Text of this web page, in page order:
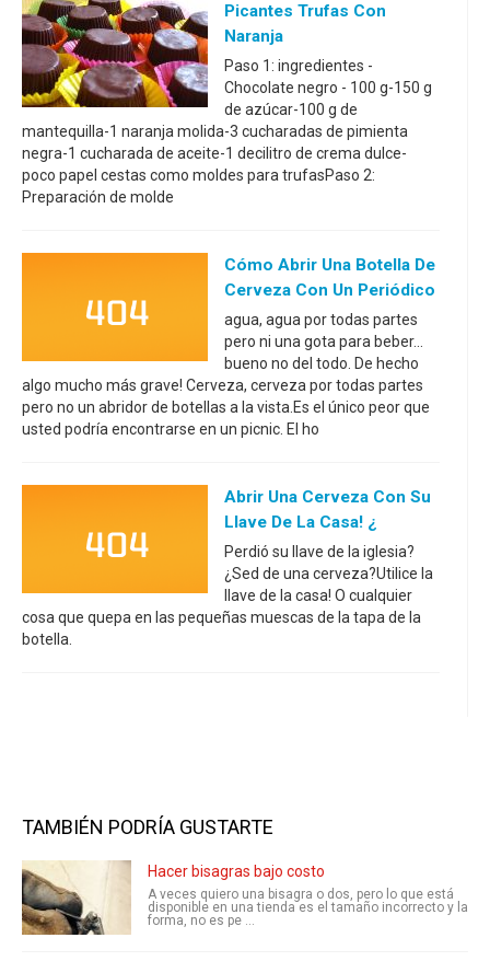
Picantes Trufas Con
Naranja
Paso 1: ingredientes -
Chocolate negro - 100 g-150 g
de azúcar-100 g de
mantequilla-1 naranja molida-3 cucharadas de pimienta
negra-1 cucharada de aceite-1 decilitro de crema dulce-
poco papel cestas como moldes para trufasPaso 2:
Preparación de molde
Cómo Abrir Una Botella De
Cerveza Con Un Periódico
agua, agua por todas partes
pero ni una gota para beber...
bueno no del todo. De hecho
algo mucho más grave! Cerveza, cerveza por todas partes
pero no un abridor de botellas a la vista.Es el único peor que
usted podría encontrarse en un picnic. El ho
Abrir Una Cerveza Con Su
Llave De La Casa! ¿
Perdió su llave de la iglesia?
¿Sed de una cerveza?Utilice la
llave de la casa! O cualquier
cosa que quepa en las pequeñas muescas de la tapa de la
botella.
TAMBIÉN PODRÍA GUSTARTE
Hacer bisagras bajo costo
A veces quiero una bisagra o dos, pero lo que está
disponible en una tienda es el tamaño incorrecto y la
forma, no es pe ...